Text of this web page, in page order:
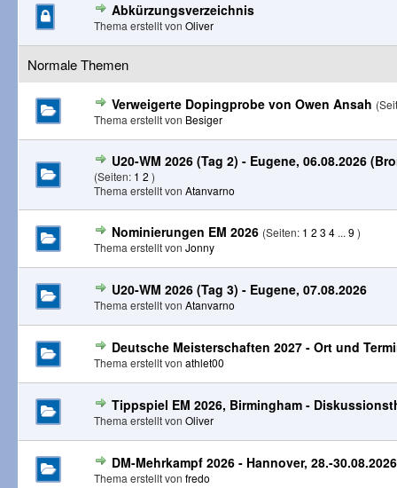
Abkürzungsverzeichnis
Thema erstellt von Oliver
Normale Themen
Verweigerte Dopingprobe von Owen Ansah
Thema erstellt von Besiger
U20-WM 2026 (Tag 2) - Eugene, 06.08.2026
(Seiten: 1 2 )
Thema erstellt von Atanvarno
Nominierungen EM 2026 (Seiten: 1 2 3 4 ... 9 )
Thema erstellt von Jonny
U20-WM 2026 (Tag 3) - Eugene, 07.08.2026
Thema erstellt von Atanvarno
Deutsche Meisterschaften 2027 - Ort und
Thema erstellt von athlet00
Tippspiel EM 2026, Birmingham -
Thema erstellt von Oliver
DM-Mehrkampf 2026 - Hannover, 28.-30.08.2026
Thema erstellt von fredo